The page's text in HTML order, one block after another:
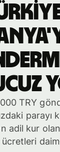
TRY
parayı
adil kur
ücretleri